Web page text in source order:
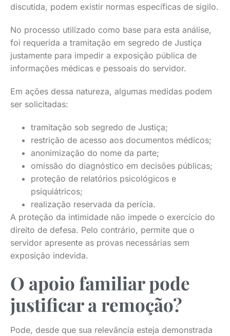
discutida, podem existir normas específicas de sigilo.
No processo utilizado como base para esta análise,
foi requerida a tramitação em segredo de Justiça
justamente para impedir a exposição pública de
informações médicas e pessoais do servidor.
Em ações dessa natureza, algumas medidas podem
ser solicitadas:
tramitação sob segredo de Justiça;
restrição de acesso aos documentos médicos;
anonimização do nome da parte;
omissão do diagnóstico em decisões públicas;
proteção de relatórios psicológicos e
psiquiátricos;
realização reservada da perícia.
A proteção da intimidade não impede o exercício do
direito de defesa. Pelo contrário, permite que o
servidor apresente as provas necessárias sem
exposição indevida.
O apoio familiar pode
justificar a remoção?
Pode, desde que sua relevância esteja demonstrada